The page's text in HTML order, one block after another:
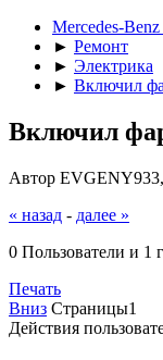
Mercedes-
► Ремонт
► Электрика
► Включил
Включил
Автор
« назад - далее »
0 Пользователи и 1
Печать
Вниз Страницы1
Действия